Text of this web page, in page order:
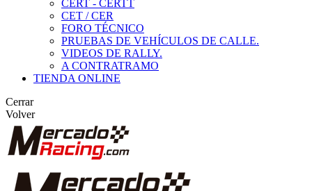
CERT - CERTT
CET / CER
FORO TÉCNICO
PRUEBAS DE VEHÍCULOS DE CALLE.
VIDEOS DE RALLY.
A CONTRATRAMO
TIENDA ONLINE
Cerrar
Volver